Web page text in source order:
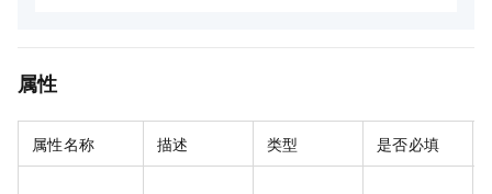
属性
属性名称 描述 类型 是否必填